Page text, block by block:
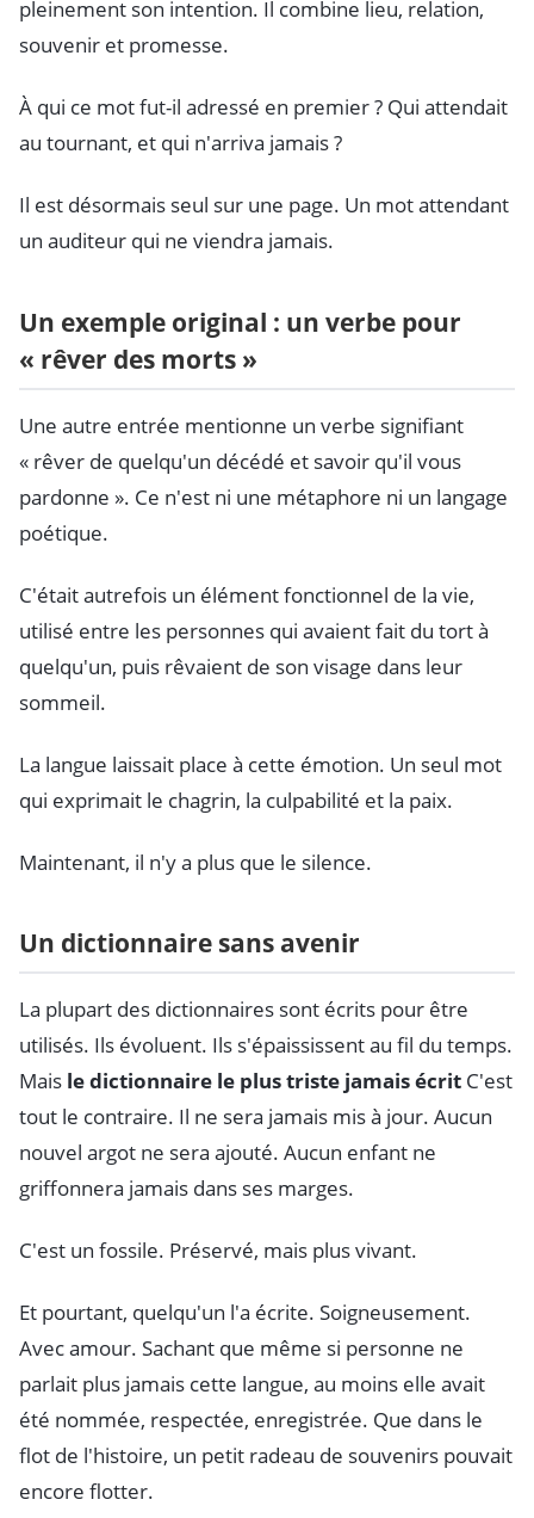
pleinement son intention. Il combine lieu, relation,
souvenir et promesse.
À qui ce mot fut-il adressé en premier ? Qui attendait
au tournant, et qui n'arriva jamais ?
Il est désormais seul sur une page. Un mot attendant
un auditeur qui ne viendra jamais.
Un exemple original : un verbe pour
« rêver des morts »
Une autre entrée mentionne un verbe signifiant
« rêver de quelqu'un décédé et savoir qu'il vous
pardonne ». Ce n'est ni une métaphore ni un langage
poétique.
C'était autrefois un élément fonctionnel de la vie,
utilisé entre les personnes qui avaient fait du tort à
quelqu'un, puis rêvaient de son visage dans leur
sommeil.
La langue laissait place à cette émotion. Un seul mot
qui exprimait le chagrin, la culpabilité et la paix.
Maintenant, il n'y a plus que le silence.
Un dictionnaire sans avenir
La plupart des dictionnaires sont écrits pour être
utilisés. Ils évoluent. Ils s'épaississent au fil du temps.
Mais le dictionnaire le plus triste jamais écrit C'est
tout le contraire. Il ne sera jamais mis à jour. Aucun
nouvel argot ne sera ajouté. Aucun enfant ne
griffonnera jamais dans ses marges.
C'est un fossile. Préservé, mais plus vivant.
Et pourtant, quelqu'un l'a écrite. Soigneusement.
Avec amour. Sachant que même si personne ne
parlait plus jamais cette langue, au moins elle avait
été nommée, respectée, enregistrée. Que dans le
flot de l'histoire, un petit radeau de souvenirs pouvait
encore flotter.